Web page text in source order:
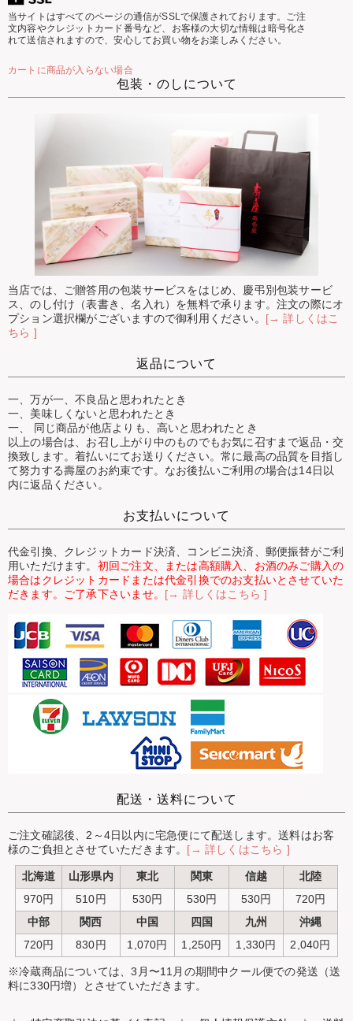
当サイトはすべてのページの通信がSSLで保護されております。ご注
文内容やクレジットカード番号など、お客様の大切な情報は暗号化さ
れて送信されますので、安心してお買い物をお楽しみください。
カートに商品が入らない場合
包装・のしについて
当店では、ご贈答用の包装サービスをはじめ、慶弔別包装サービ
ス、のし付け（表書き、名入れ）を無料で承ります。注文の際にオ
プション選択欄がございますので御利用ください。 [→ 詳しくはこ
ちら ]
返品について
一、万が一、不良品と思われたとき
一、美味しくないと思われたとき
一、 同じ商品が他店よりも、高いと思われたとき
以上の場合は、お召し上がり中のものでもお気に召すまで返品・交
換致します。着払いにてお送りください。常に最高の品質を目指し
て努力する壽屋のお約束です。なお後払いご利用の場合は14日以
内に返品ください。
お支払いについて
代金引換、クレジットカード決済、コンビニ決済、郵便振替がご利
用いただけます。 初回ご注文、または高額購入、お酒のみご購入の
場合はクレジットカードまたは代金引換でのお支払いとさせていた
だきます。ご了承下さいませ。 [→ 詳しくはこちら ]
配送・送料について
ご注文確認後、2～4日以内に宅急便にて配送します。送料はお客
様のご負担とさせていただきます。 [→ 詳しくはこちら ]
北海道 山形県内 東北 関東 信越
北陸
970円
510円 530円 530円 530円
720円
中部
関西 中国 四国 九州
沖縄
720円
830円 1,070円 1,250円 1,330円 2,040円
※冷蔵商品については、3月〜11月の期間中クール便での発送（送
料に330円増）とさせていただきます。